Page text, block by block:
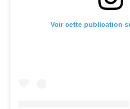
Voir cette publication